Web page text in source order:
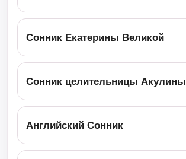
Сонник Екатерины Великой
Сонник целительницы Акулины
Английский Сонник